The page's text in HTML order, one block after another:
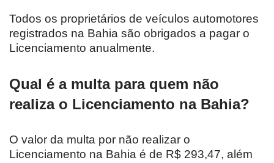
Todos os proprietários de veículos automotores
registrados na Bahia são obrigados a pagar o
Licenciamento anualmente.
Qual é a multa para quem não
realiza o Licenciamento na Bahia?
O valor da multa por não realizar o
Licenciamento na Bahia é de R$ 293,47, além